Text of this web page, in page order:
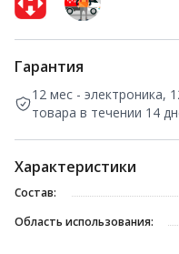
Гарантия
12 мес - электроника,
товара в течении 14
Характеристики
Состав:
Область использования: